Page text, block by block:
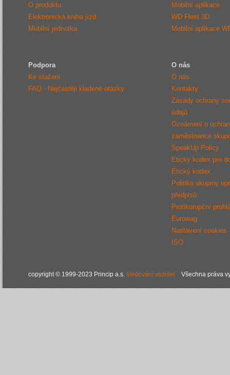
O produktu
Elektronická kniha jízd
Mobilní jednotka
Mobilní aplikace
WD Fleet 3D
Mobilní aplikace
Podpora
Ke stažení
FAQ - Nejčastěji kladené otázky
O nás
O nás
Kontakty
Zásady ochrany
údajů
Oznámení o
zaměstnance
SpeakUp Policy
Etický kodex pro
Etický kodex
Politika skupiny
předpisů
Protikorupční
Eurowag
Nastavení cookies
ISO
copyright © 1999-2023 Princip a.s. sledování vozidel Všechna práva